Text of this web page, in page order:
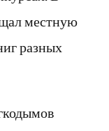
местную
разных